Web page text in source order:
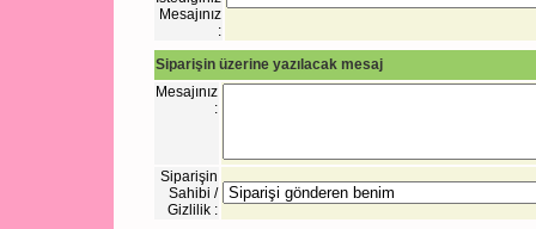
Mesajınız
:
Siparişin üzerine yazılacak mesaj
Mesajınız
:
Siparişin
Sahibi /
Gizlilik :